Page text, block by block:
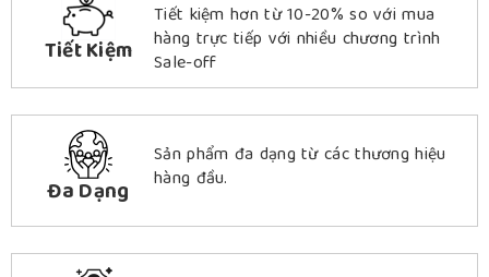
Tiết Kiệm
Tiết kiệm hơn từ 10-20% so với mua
hàng trực tiếp với nhiều chương trình
Sale-off
Đa Dạng
Sản phẩm đa dạng từ các thương hiệu
hàng đầu.